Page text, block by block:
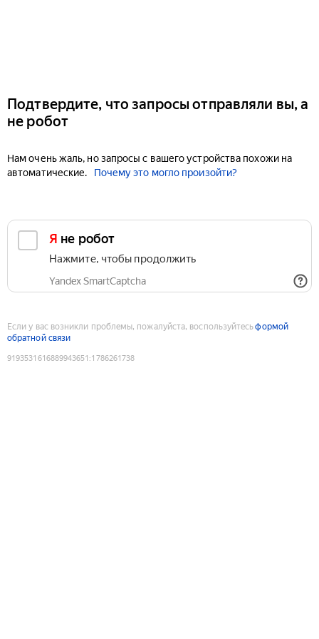
Подтвердите, что запросы отправляли вы, а
не робот
Нам очень жаль, но запросы с вашего устройства похожи на
автоматические.
Почему это могло произойти?
Я не робот
Нажмите, чтобы продолжить
Yandex SmartCaptcha
Если у вас возникли проблемы, пожалуйста, воспользуйтесьформой
обратной связи
9193531616889943651 :1786261738